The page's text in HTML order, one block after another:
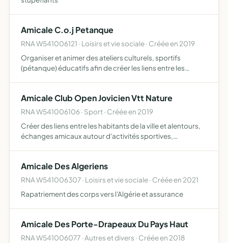
Amicale C.o.j Petanque
RNA W541006121 · Loisirs et vie sociale · Créée en 2019
Organiser et animer des ateliers culturels, sportifs
(pétanque) éducatifs afin de créer les liens entre les
locales…
Amicale Club Open Jovicien Vtt Nature
RNA W541006106 · Sport · Créée en 2019
Créer des liens entre les habitants de la ville et alentours,
échanges amicaux autour d'activités sportives,
promenades et …
Amicale Des Algeriens
RNA W541006307 · Loisirs et vie sociale · Créée en 2021
Rapatriement des corps vers l'Algérie et assurance
Amicale Des Porte-Drapeaux Du Pays Haut
RNA W541006077 · Autres et divers · Créée en 2018